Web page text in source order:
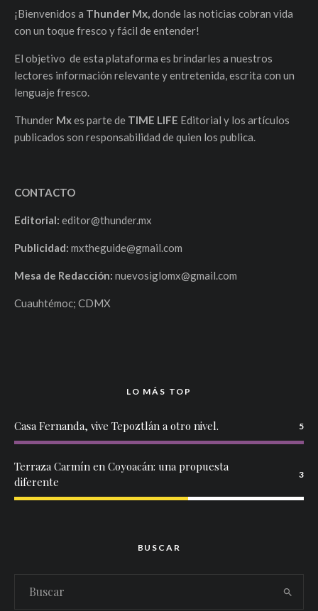
¡Bienvenidos a Thunder Mx,donde las noticias cobran vida
con un toque fresco y fácil de entender!
El objetivo de esta plataforma es brindarles a nuestros
lectores información relevante y entretenida, escrita con un
lenguaje fresco.
Thunder Mxes parte de TIME LIFE Editorial y los artículos
publicados son responsabilidad de quien los publica.
CONTACTO
Editorial: editor@thunder.mx
Publicidad: mxtheguide@gmail.com
Mesa de Redacción: nuevosiglomx@gmail.com
Cuauhtémoc; CDMX
LO MÁS TOP
Casa Fernanda, vive Tepoztlán a otro nivel. 5
Terraza Carmín en Coyoacán: una propuesta
diferente
3
BUSCAR